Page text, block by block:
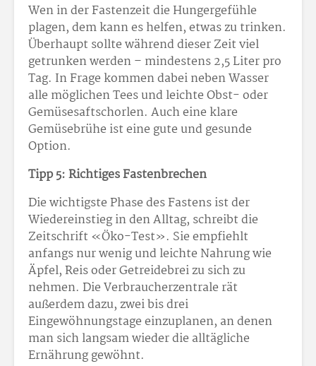
Wen in der Fastenzeit die Hungergefühle
plagen, dem kann es helfen, etwas zu trinken.
Überhaupt sollte während dieser Zeit viel
getrunken werden – mindestens 2,5 Liter pro
Tag. In Frage kommen dabei neben Wasser
alle möglichen Tees und leichte Obst- oder
Gemüsesaftschorlen. Auch eine klare
Gemüsebrühe ist eine gute und gesunde
Option.
Tipp 5: Richtiges Fastenbrechen
Die wichtigste Phase des Fastens ist der
Wiedereinstieg in den Alltag, schreibt die
Zeitschrift «Öko-Test». Sie empfiehlt
anfangs nur wenig und leichte Nahrung wie
Äpfel, Reis oder Getreidebrei zu sich zu
nehmen. Die Verbraucherzentrale rät
außerdem dazu, zwei bis drei
Eingewöhnungstage einzuplanen, an denen
man sich langsam wieder die alltägliche
Ernährung gewöhnt.